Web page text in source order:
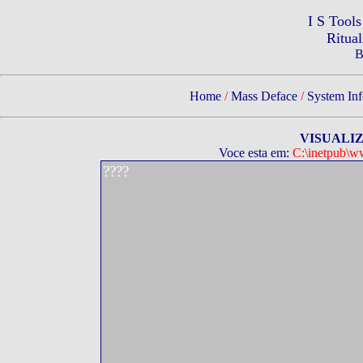
I S
Home / Mass Deface / System
Voce esta em: